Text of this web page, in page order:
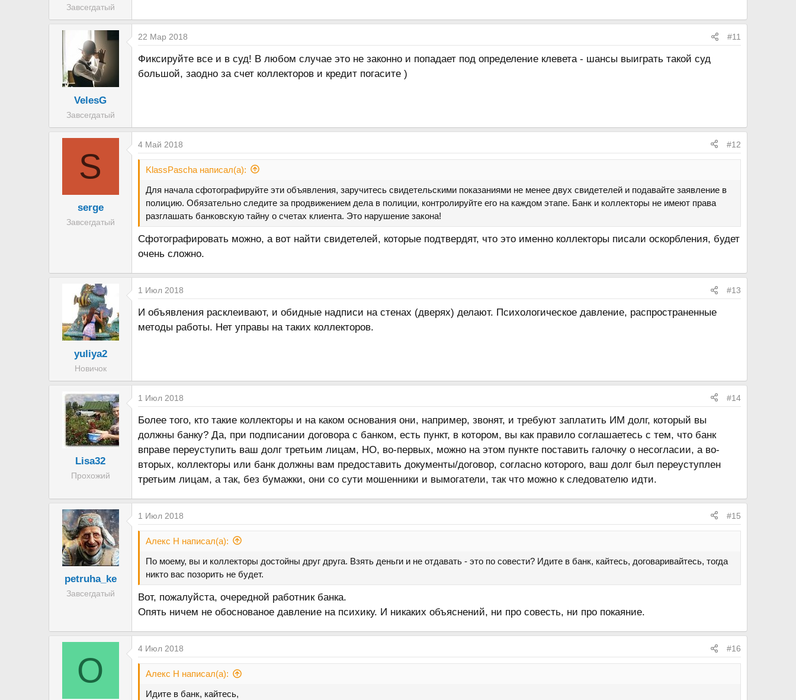
Завсегдатый
VelesG
Завсегдатый
22 Мар 2018 #11
Фиксируйте все и в суд! В любом случае это не законно и попадает под определение клевета - шансы выиграть такой суд
большой, заодно за счет коллекторов и кредит погасите )
S
serge
Завсегдатый
4 Май 2018 #12
KlassPascha написал(а):
Для начала сфотографируйте эти объявления, заручитесь свидетельскими показаниями не менее двух свидетелей и подавайте заявление в
полицию. Обязательно следите за продвижением дела в полиции, контролируйте его на каждом этапе. Банк и коллекторы не имеют права
разглашать банковскую тайну о счетах клиента. Это нарушение закона!
Сфотографировать можно, а вот найти свидетелей, которые подтвердят, что это именно коллекторы писали оскорбления, будет
очень сложно.
yuliya2
Новичок
1 Июл 2018 #13
И объявления расклеивают, и обидные надписи на стенах (дверях) делают. Психологическое давление, распространенные
методы работы. Нет управы на таких коллекторов.
Lisa32
Прохожий
1 Июл 2018 #14
Более того, кто такие коллекторы и на каком основания они, например, звонят, и требуют заплатить ИМ долг, который вы
должны банку? Да, при подписании договора с банком, есть пункт, в котором, вы как правило соглашаетесь с тем, что банк
вправе переуступить ваш долг третьим лицам, НО, во-первых, можно на этом пункте поставить галочку о несогласии, а во-
вторых, коллекторы или банк должны вам предоставить документы/договор, согласно которого, ваш долг был переуступлен
третьим лицам, а так, без бумажки, они со сути мошенники и вымогатели, так что можно к следователю идти.
petruha_ke
Завсегдатый
1 Июл 2018 #15
Алекс Н написал(а):
По моему, вы и коллекторы достойны друг друга. Взять деньги и не отдавать - это по совести? Идите в банк, кайтесь, договаривайтесь, тогда
никто вас позорить не будет.
Вот, пожалуйста, очередной работник банка.
Опять ничем не обоснованое давление на психику. И никаких объяснений, ни про совесть, ни про покаяние.
O
4 Июл 2018 #16
Алекс Н написал(а):
Идите в банк, кайтесь,